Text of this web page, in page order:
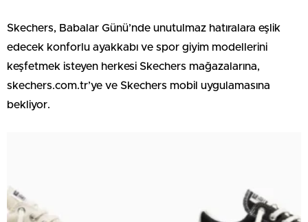
Skechers, Babalar Günü’nde unutulmaz hatıralara eşlik
edecek konforlu ayakkabı ve spor giyim modellerini
keşfetmek isteyen herkesi Skechers mağazalarına,
skechers.com.tr’ye ve Skechers mobil uygulamasına
bekliyor.